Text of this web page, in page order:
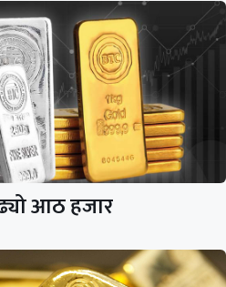
आठ हजार